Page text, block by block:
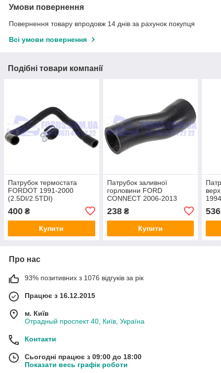
Умови повернення
Повернення товару впродовж 14 днів за рахунок покупця
Всі умови повернення
Подібні товари компанії
Патрубок термостата
FORDOT 1991-2000
(2.5DI/2.5TDI)
(6592412/914F8K561AB/33316)
ONKA
400 ₴
Купити
Патрубок заливної
горловини FORD
CONNECT 2006-2013
238₴
Купити
536
Про нас
93% позитивних з 1076 відгуків за рік
Працює з 16.12.2015
м. Київ
Отрадный проспект 40, Київ, Україна
Контакти
Сьогодні працює з 09:00 до 18:00
Показати весь графік роботи